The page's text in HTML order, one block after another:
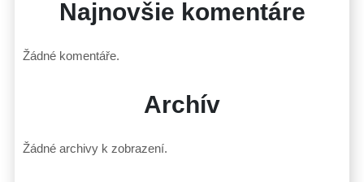
Najnovšie komentáre
Žádné komentáře.
Archív
Žádné archivy k zobrazení.